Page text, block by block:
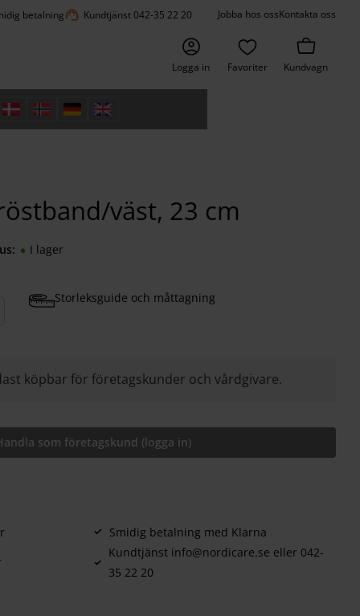
betalningsupport_agent Kundtjänst 042-35 22 20 Jobba hos ossKontakta oss
Logga in Favoriter Kundvagn
väst, 23 cm
Storleksguide och måttagning
köpbar för företagskunder och vårdgivare.
som företagskund (logga in)
Smidig betalning med Klarna
Kundtjänst info@nordicare.se eller 042-
35 22 20
I lager